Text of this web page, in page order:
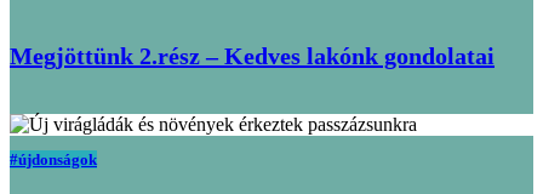
Megjöttünk 2.rész – Kedves lakónk gondolatai
#újdonságok